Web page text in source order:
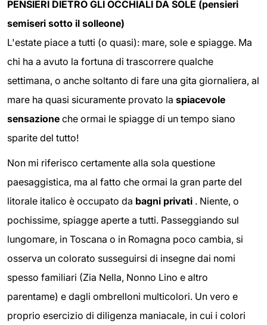
PENSIERI DIETRO GLI OCCHIALI DA SOLE (pensieri
semiseri sotto il solleone)
L'estate piace a tutti (o quasi): mare, sole e spiagge. Ma
chi ha a avuto la fortuna di trascorrere qualche
settimana, o anche soltanto di fare una gita giornaliera, al
mare ha quasi sicuramente provato la spiacevole
sensazione che ormai le spiagge di un tempo siano
sparite del tutto!
Non mi riferisco certamente alla sola questione
paesaggistica, ma al fatto che ormai la gran parte del
litorale italico è occupato da bagni privati . Niente, o
pochissime, spiagge aperte a tutti. Passeggiando sul
lungomare, in Toscana o in Romagna poco cambia, si
osserva un colorato susseguirsi di insegne dai nomi
spesso familiari (Zia Nella, Nonno Lino e altro
parentame) e dagli ombrelloni multicolori. Un vero e
proprio esercizio di diligenza maniacale, in cui i colori